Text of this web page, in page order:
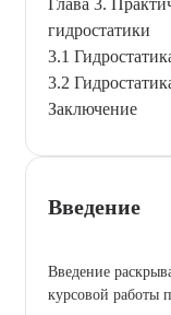
гидростатики
3.1
3.2
Заключение
Введение
Введение
курсовой работы